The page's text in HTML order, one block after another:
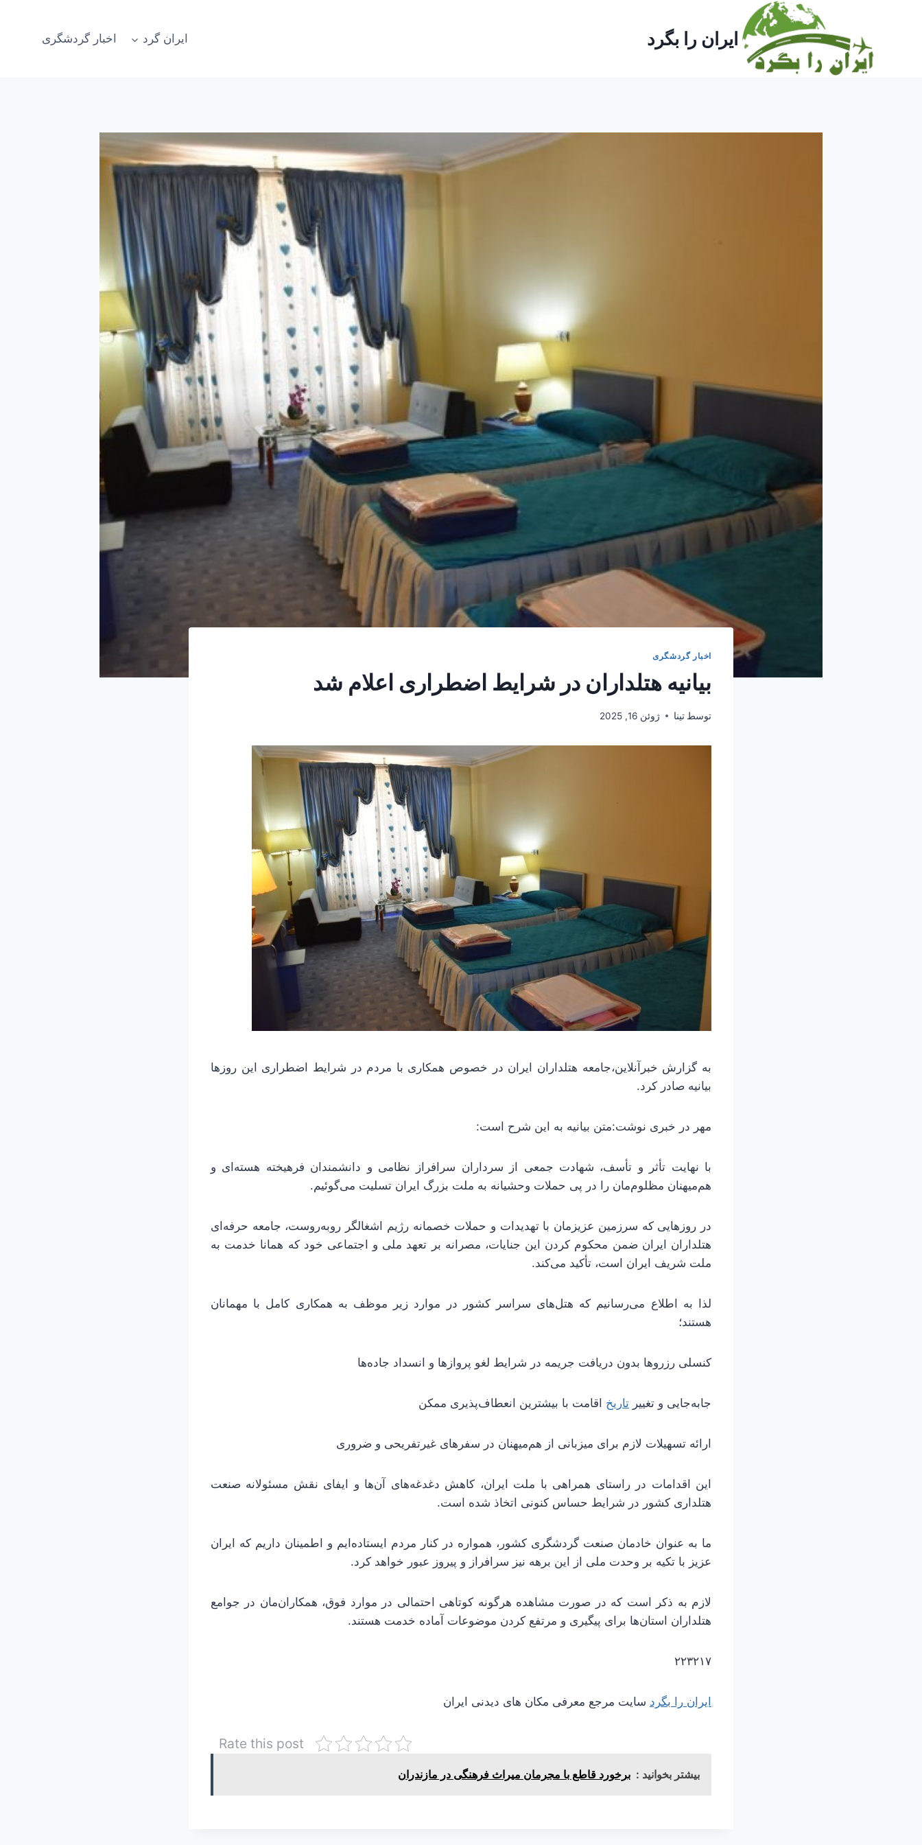
ایران را بگرد ایران گرد اخبار گردشگری
اخبار گردشگری
بیانیه هتلداران در شرایط اضطراری اعلام شد
توسط تینا ژوئن 16, 2025
به گزارش خبرآنلاین،جامعه هتلداران ایران در خصوص همکاری با مردم در شرایط اضطراری این روزها
بیانیه صادر کرد.
مهر در خبری نوشت:متن بیانیه به این شرح است:
با نهایت تأثر و تأسف، شهادت جمعی از سرداران سرافراز نظامی و دانشمندان فرهیخته هسته‌ای و
هم‌میهنان مظلوم‌مان را در پی حملات وحشیانه به ملت بزرگ ایران تسلیت می‌گوئیم.
در روزهایی که سرزمین عزیزمان با تهدیدات و حملات خصمانه رژیم اشغالگر روبه‌روست، جامعه حرفه‌ای
هتلداران ایران ضمن محکوم کردن این جنایات، مصرانه بر تعهد ملی و اجتماعی خود که همانا خدمت به
ملت شریف ایران است، تأکید می‌کند.
لذا به اطلاع می‌رسانیم که هتل‌های سراسر کشور در موارد زیر موظف به همکاری کامل با مهمانان
هستند؛
کنسلی رزروها بدون دریافت جریمه در شرایط لغو پروازها و انسداد جاده‌ها
جابه‌جایی و تغییر تاریخ اقامت با بیشترین انعطاف‌پذیری ممکن
ارائه تسهیلات لازم برای میزبانی از هم‌میهنان در سفرهای غیرتفریحی و ضروری
این اقدامات در راستای همراهی با ملت ایران، کاهش دغدغه‌های آن‌ها و ایفای نقش مسئولانه صنعت
هتلداری کشور در شرایط حساس کنونی اتخاذ شده است.
ما به عنوان خادمان صنعت گردشگری کشور، همواره در کنار مردم ایستاده‌ایم و اطمینان داریم که ایران
عزیز با تکیه بر وحدت ملی از این برهه نیز سرافراز و پیروز عبور خواهد کرد.
لازم به ذکر است که در صورت مشاهده هرگونه کوتاهی احتمالی در موارد فوق، همکاران‌مان در جوامع
هتلداران استان‌ها برای پیگیری و مرتفع کردن موضوعات آماده خدمت هستند.
۲۲۳۲۱۷
ایران را بگرد سایت مرجع معرفی مکان های دیدنی ایران
Rate this post
بیشتر بخوانید : برخورد قاطع با مجرمان میراث فرهنگی در مازندران